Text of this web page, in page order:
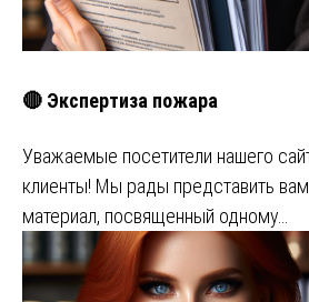
🔴 Экспертиза пожара
Уважаемые посетители нашего
клиенты! Мы рады представить
материал, посвященный одному…